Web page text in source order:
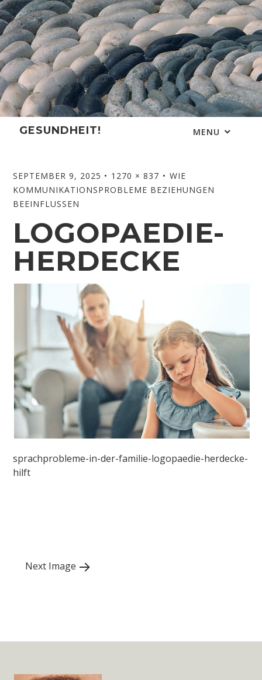
Skip
to
content
GESUNDHEIT! MENU
SEPTEMBER 9, 2025 1270 × 837
WIE
KOMMUNIKATIONSPROBLEME BEZIEHUNGEN
BEEINFLUSSEN
LOGOPAEDIE-
HERDECKE
sprachprobleme-in-der-familie-logopaedie-herdecke-
hilft
Next Image